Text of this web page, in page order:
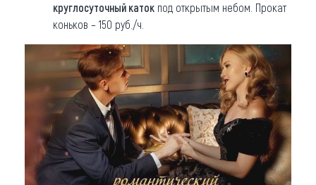
круглосуточный каток под открытым небом. Прокат
коньков – 150 руб./ч.